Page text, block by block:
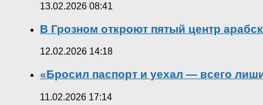
13.02.2026 08:41
В Грозном откроют пятый центр
12.02.2026 14:18
«Бросил паспорт и уехал — всего
11.02.2026 17:14